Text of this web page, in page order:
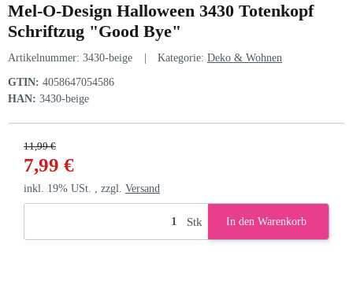
Mel-O-Design Halloween 3430 Totenkopf
Schriftzug "Good Bye"
Artikelnummer: 3430-beige Kategorie: Deko & Wohnen
GTIN: 4058647054586
HAN: 3430-beige
11,99 €
7,99 €
inkl. 19% USt. , zzgl. Versand
Stk In den Warenkorb